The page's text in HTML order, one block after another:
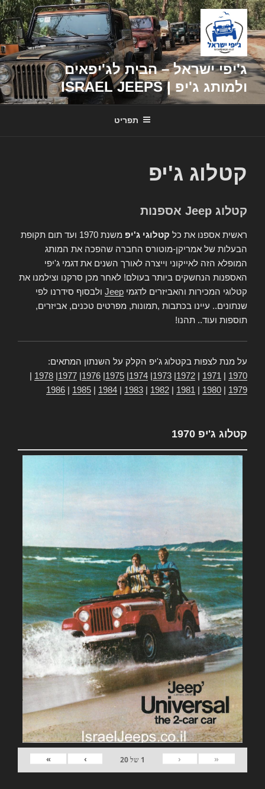
דילוג
לתוכן
ג'יפי ישראל – הבית לג'יפאים
ולמותג ג'יפ | ISRAEL JEEPS
תפריט
קטלוג ג'יפ
קטלוג Jeep אספנות
ראשית אספנו את כל קטלוגי ג'יפ
משנת 1970 ועד תום תקופת
הבעלות של אמריקן-מוטורס החברה שהפכה את המותג
המופלא הזה לאייקוני וייצרה לאורך השנים את דגמי ג'יפי
האספנות הנחשקים ביותר בעולם! לאחר מכן סרקנו וצילמנו את
קטלוגי המכירות והאביזרים לדגמי Jeep ולבסוף סידרנו לפי
שנתונים.. עיינו בכתבות ,תמונות, מפרטים טכנים, אביזרים,
תוספות ועוד.. תהנו!
על מנת לצפות בקטלוג ג'יפ הקלק על השנתון המתאים:
1970
1971
1972
1973
1974
1975
1976
1977
1978
1979
1980
1981
1982
1983
1984
1985
1986
קטלוג ג'יפ 1970
«
‹
1 של20
›
»